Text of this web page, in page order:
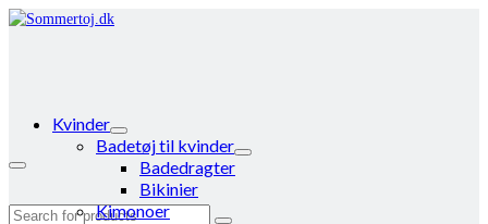
Search
Kvinder
Badetøj til kvinder
Badedragter
Bikinier
Kimonoer